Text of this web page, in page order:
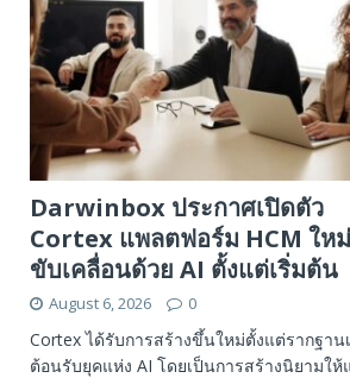
Darwinbox ประกาศเปิดตัว
Cortex แพลตฟอร์ม HCM ให
ขับเคลื่อนด้วย AI ตั้งแต่เริ่มต้น
August 6, 2026 0
Cortex ได้รับการสร้างขึ้นใหม่ตั้งแต่รากฐาน
ต้อนรับยุคแห่ง AI โดยเป็นการสร้างนิยามให้